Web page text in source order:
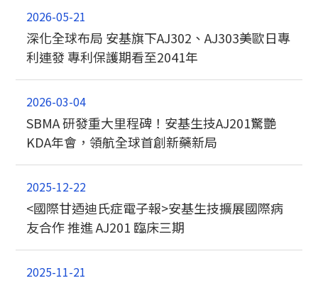
2026-05-21
深化全球布局 安基旗下AJ302、AJ303美歐日專
利連發 專利保護期看至2041年
2026-03-04
SBMA 研發重大里程碑！安基生技AJ201驚艷
KDA年會，領航全球首創新藥新局
2025-12-22
<國際甘迺迪氏症電子報>安基生技擴展國際病
友合作 推進 AJ201 臨床三期
2025-11-21